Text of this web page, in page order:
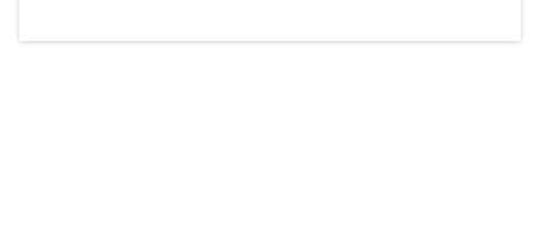
Der Weinbau dominert heute nicht mehr, ist aber integrativer